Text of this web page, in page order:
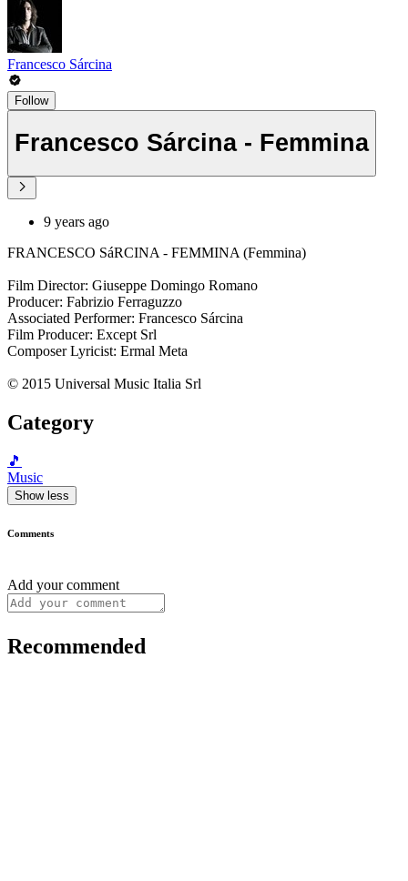
Francesco Sárcina
Follow
Francesco Sárcina - Femmina
9 years ago
FRANCESCO SáRCINA - FEMMINA (Femmina)
Film Director: Giuseppe Domingo Romano
Producer: Fabrizio Ferraguzzo
Associated Performer: Francesco Sárcina
Film Producer: Except Srl
Composer Lyricist: Ermal Meta
© 2015 Universal Music Italia Srl
Category
🎵
Music
Show less
Comments
Add your comment
Recommended